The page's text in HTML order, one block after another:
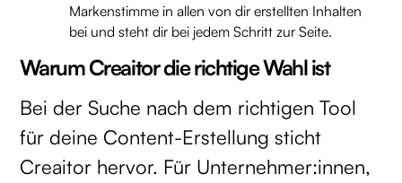
Markenstimme in allen von dir erstellten Inhalten
bei und steht dir bei jedem Schritt zur Seite.
Warum Creaitor die richtige Wahl ist
Bei der Suche nach dem richtigen Tool
für deine Content-Erstellung sticht
Creaitor hervor. Für Unternehmer:innen,